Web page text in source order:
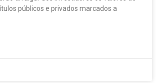
públicos e privados marcados a